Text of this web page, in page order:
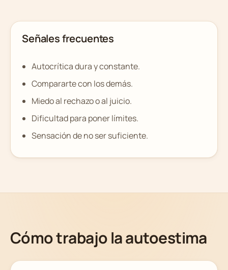
Señales frecuentes
Autocrítica dura y constante.
Compararte con los demás.
Miedo al rechazo o al juicio.
Dificultad para poner límites.
Sensación de no ser suficiente.
Cómo trabajo la autoestima